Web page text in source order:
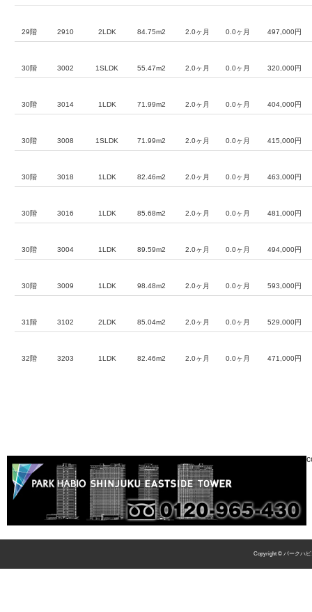
29階 2910 2LDK 84.75m2 2.0ヶ月 0.0ヶ月 497,000円
30階 3002 1SLDK 55.47m2 2.0ヶ月 0.0ヶ月 320,000円
30階 3014 1LDK 71.99m2 2.0ヶ月 0.0ヶ月 404,000円
30階 3008 1SLDK 71.99m2 2.0ヶ月 0.0ヶ月 415,000円
30階 3018 1LDK 82.46m2 2.0ヶ月 0.0ヶ月 463,000円
30階 3016 1LDK 85.68m2 2.0ヶ月 0.0ヶ月 481,000円
30階 3004 1LDK 89.59m2 2.0ヶ月 0.0ヶ月 494,000円
30階 3009 1LDK 98.48m2 2.0ヶ月 0.0ヶ月 593,000円
31階 3102 2LDK 85.04m2 2.0ヶ月 0.0ヶ月 529,000円
32階 3203 1LDK 82.46m2 2.0ヶ月 0.0ヶ月 471,000円
Copyright © パークハ